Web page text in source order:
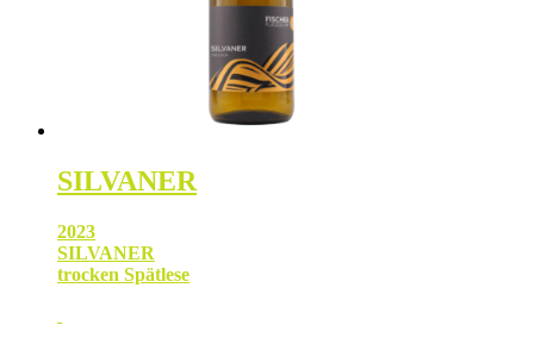
SILVANER
2023
SILVANER
trocken Spätlese